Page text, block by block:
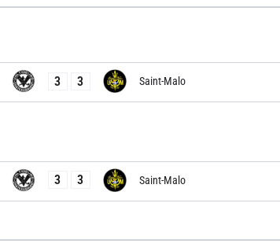
3 3 Saint-Malo
3 3 Saint-Malo